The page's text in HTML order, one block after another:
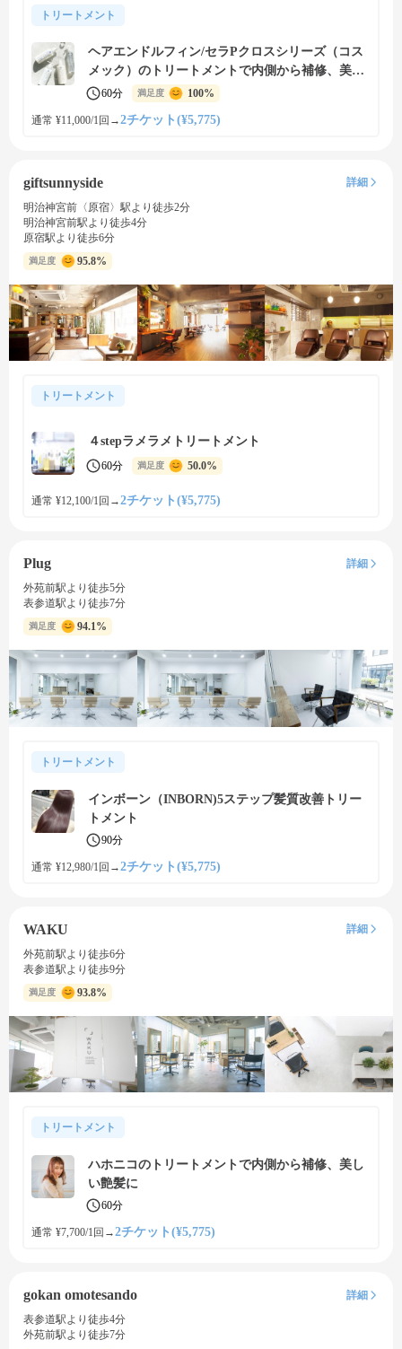
トリートメント
ヘアエンドルフィン/セラPクロスシリーズ（コス
メック）のトリートメントで内側から補修、美し
い艶髪に
60分 満足度 100%
通常 ¥11,000/1回 →2チケット(¥5,775)
giftsunnyside
詳細
明治神宮前〈原宿〉駅より徒歩2分
明治神宮前駅より徒歩4分
原宿駅より徒歩6分
満足度 95.8%
トリートメント
４stepラメラメトリートメント
60分 満足度 50.0%
通常 ¥12,100/1回 →2チケット(¥5,775)
Plug
詳細
外苑前駅より徒歩5分
表参道駅より徒歩7分
満足度 94.1%
トリートメント
インボーン（INBORN)5ステップ髪質改善トリー
トメント
90分
通常 ¥12,980/1回 →2チケット(¥5,775)
WAKU
詳細
外苑前駅より徒歩6分
表参道駅より徒歩9分
満足度 93.8%
トリートメント
ハホニコのトリートメントで内側から補修、美し
い艶髪に
60分
通常 ¥7,700/1回 →2チケット(¥5,775)
gokan omotesando
詳細
表参道駅より徒歩4分
外苑前駅より徒歩7分